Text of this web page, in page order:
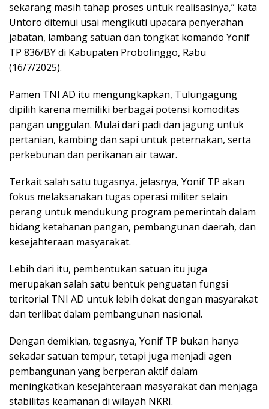
sekarang masih tahap proses untuk realisasinya,” kata
Untoro ditemui usai mengikuti upacara penyerahan
jabatan, lambang satuan dan tongkat komando Yonif
TP 836/BY di Kabupaten Probolinggo, Rabu
(16/7/2025).
Pamen TNI AD itu mengungkapkan, Tulungagung
dipilih karena memiliki berbagai potensi komoditas
pangan unggulan. Mulai dari padi dan jagung untuk
pertanian, kambing dan sapi untuk peternakan, serta
perkebunan dan perikanan air tawar.
Terkait salah satu tugasnya, jelasnya, Yonif TP akan
fokus melaksanakan tugas operasi militer selain
perang untuk mendukung program pemerintah dalam
bidang ketahanan pangan, pembangunan daerah, dan
kesejahteraan masyarakat.
Lebih dari itu, pembentukan satuan itu juga
merupakan salah satu bentuk penguatan fungsi
teritorial TNI AD untuk lebih dekat dengan masyarakat
dan terlibat dalam pembangunan nasional.
Dengan demikian, tegasnya, Yonif TP bukan hanya
sekadar satuan tempur, tetapi juga menjadi agen
pembangunan yang berperan aktif dalam
meningkatkan kesejahteraan masyarakat dan menjaga
stabilitas keamanan di wilayah NKRI.